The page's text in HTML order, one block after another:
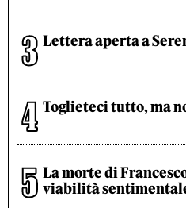
Lettera aperta a
Toglieteci tutto, ma
La morte di
viabilità